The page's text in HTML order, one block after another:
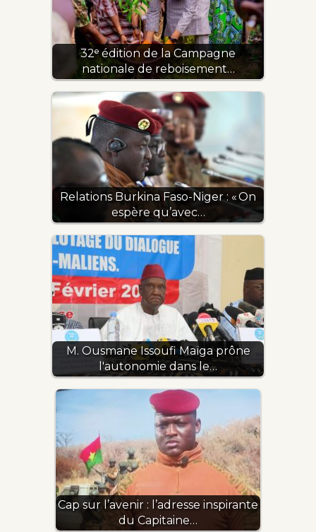
32ᵉ édition de la Campagne
nationale de reboisement…
Relations Burkina Faso-Niger : « On
espère qu’avec…
M. Ousmane Issoufi Maïga prône
l'autonomie dans le…
Cap sur l’avenir : l’adresse inspirante
du Capitaine…